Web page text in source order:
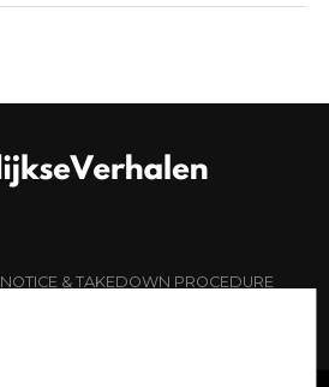
NOTICE & TAKEDOWN PROCEDURE